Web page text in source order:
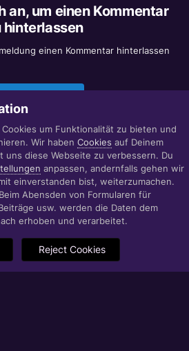
an, um einen Kommentar
hinterlassen
einen Kommentar hinterlassen
Impressum
IT|WEB|VIDEO|CONSULTING
www.raebiger.pro
by Invision Community
um Funktionalität zu bieten und
Wir haben Cookies auf Deinem
uns diese Webseite zu verbessern. Du
anpassen, andernfalls gehen wir
einverstanden bist, weiterzumachen.
Beim Abensden von Formularen für
usw. werden die Daten dem
erhoben und verarbeitet.
Reject Cookies